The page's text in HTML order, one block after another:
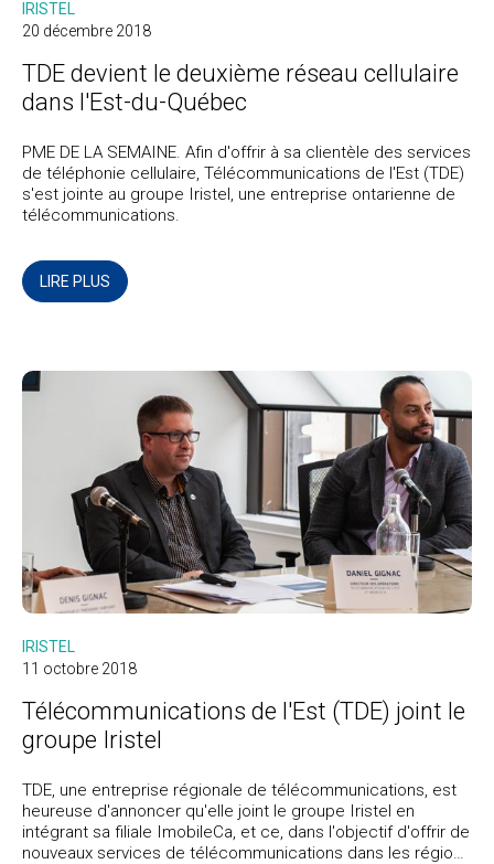
IRISTEL
20 décembre 2018
TDE devient le deuxième réseau cellulaire
dans l'Est-du-Québec
PME DE LA SEMAINE. Afin d'offrir à sa clientèle des services
de téléphonie cellulaire, Télécommunications de l'Est (TDE)
s'est jointe au groupe Iristel, une entreprise ontarienne de
télécommunications.
LIRE PLUS
IRISTEL
11 octobre 2018
Télécommunications de l'Est (TDE) joint le
groupe Iristel
TDE, une entreprise régionale de télécommunications, est
heureuse d'annoncer qu'elle joint le groupe Iristel en
intégrant sa filiale ImobileCa, et ce, dans l'objectif d'offrir de
nouveaux services de télécommunications dans les régions